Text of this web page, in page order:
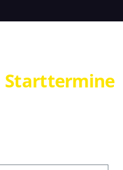
Starttermine